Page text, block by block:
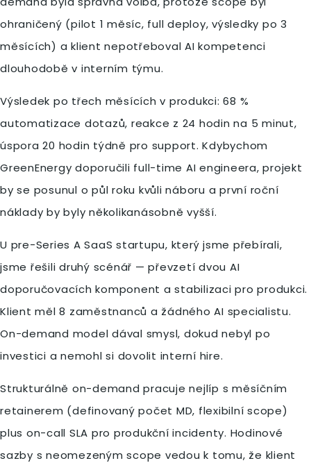
ohraničený (pilot 1 měsíc, full deploy, výsledky po 3
měsících) a klient nepotřeboval AI kompetenci
dlouhodobě v interním týmu.
Výsledek po třech měsících v produkci: 68 %
automatizace dotazů, reakce z 24 hodin na 5 minut,
úspora 20 hodin týdně pro support. Kdybychom
GreenEnergy doporučili full-time AI engineera, projekt
by se posunul o půl roku kvůli náboru a první roční
náklady by byly několikanásobně vyšší.
U pre-Series A SaaS startupu, který jsme přebírali,
jsme řešili druhý scénář — převzetí dvou AI
doporučovacích komponent a stabilizaci pro produkci.
Klient měl 8 zaměstnanců a žádného AI specialistu.
On-demand model dával smysl, dokud nebyl po
investici a nemohl si dovolit interní hire.
Strukturálně on-demand pracuje nejlíp s měsíčním
retainerem (definovaný počet MD, flexibilní scope)
plus on-call SLA pro produkční incidenty. Hodinové
sazby s neomezeným scope vedou k tomu, že klient